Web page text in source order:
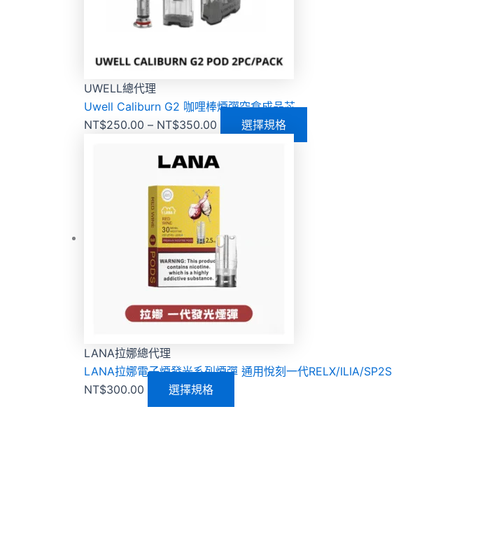
UWELL總代理
Uwell Caliburn G2 咖哩棒煙彈空倉成品芯
NT$250.00 – NT$350.00 選擇規格
LANA拉娜總代理
LANA拉娜電子煙發光系列煙彈 通用悅刻一代RELX/ILIA/SP2S
NT$300.00 選擇規格